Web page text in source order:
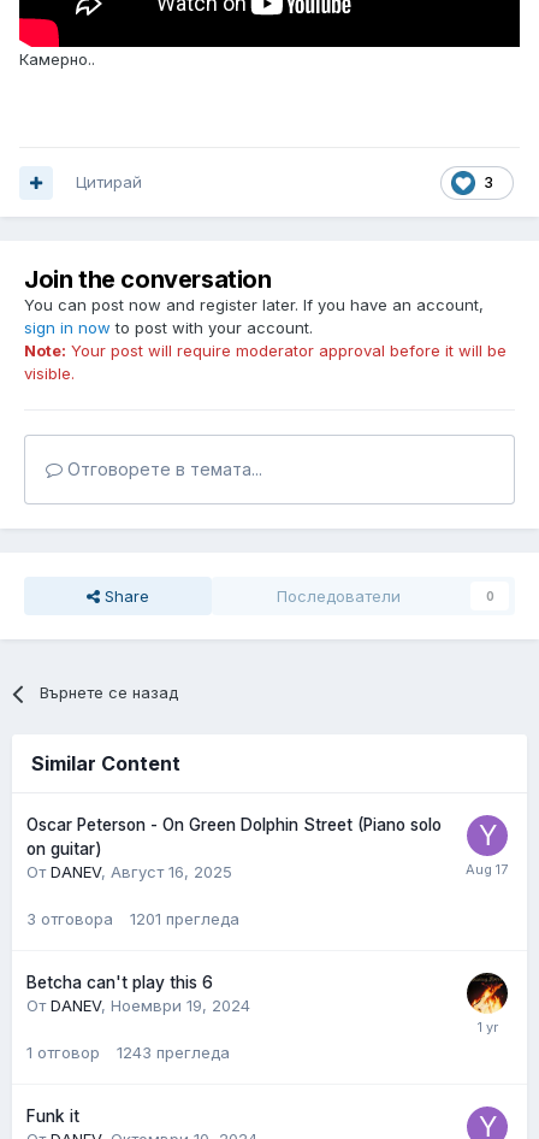
Камерно..
3
Цитирай
Join the conversation
You can post now and register later. If you have an account,
sign in now to post with your account.
Note: Your post will require moderator approval before it will be
visible.
Отговорете в темата...
Share Последователи 0
Върнете се назад
Similar Content
Oscar Peterson - On Green Dolphin Street (Piano solo
on guitar)
ОтDANEV, Август 16, 2025
3 отговора 1201 прегледа
Betcha can't play this 6
ОтDANEV, Ноември 19, 2024
1 отговор 1243 прегледа
Funk it